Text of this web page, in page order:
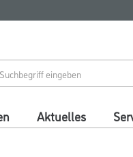
Aktuelles